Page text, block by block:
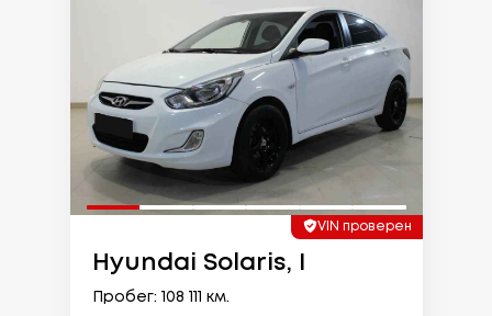
VIN проверен
Hyundai Solaris, I
Пробег: 108 111 км.